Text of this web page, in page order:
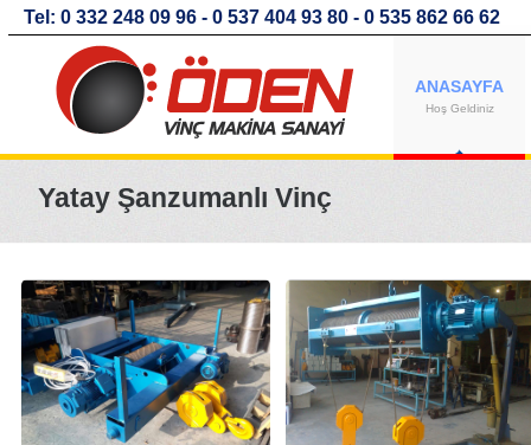
Tel: 0 332 248 09 96 - 0 537 404 93 80 - 0 535 862 66 62
ANASAYFA
Hoş Geldiniz
Yatay Şanzumanlı Vinç